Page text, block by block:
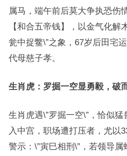
属马，端午前后莫大争执恐伤
【和合五帝钱】，以金气化解
瓮中捉鳖\”之象，67岁后田宅
代母慈子孝。
生肖虎：罗掘一空显勇毅，破
生肖虎遇\”罗掘一空\”，恰似
入中宫，职场遭打压者，尤以
警示：\”寅巳相刑\”，若领导